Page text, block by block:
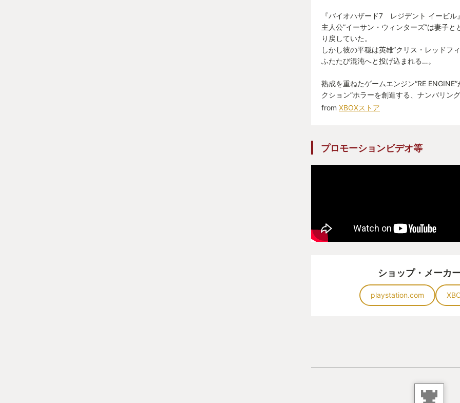
『バイオハザード7 レジデント イービル
主人公”イーサン・ウィンターズ”は妻子
り戻していた。
しかし彼の平穏は英雄”クリス・レッドフ
ふたたび混沌へと投げ込まれる…。
熟成を重ねたゲームエンジン“RE
クション”ホラーを創造する、ナンバリン
from XBOXストア
プロモーションビデオ等
ショップ・メーカ
playstation.com